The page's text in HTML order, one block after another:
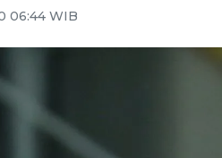
06:44 WIB